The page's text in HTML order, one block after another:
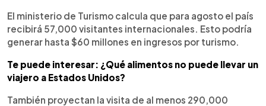
El ministerio de Turismo calcula que para agosto el país
recibirá 57,000 visitantes internacionales. Esto podría
generar hasta $60 millones en ingresos por turismo.
Te puede interesar: ¿Qué alimentos no puede llevar un
viajero a Estados Unidos?
También proyectan la visita de al menos 290,000